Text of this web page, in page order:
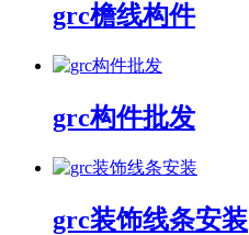
grc檐线构件
grc构件批发
grc装饰线条安装